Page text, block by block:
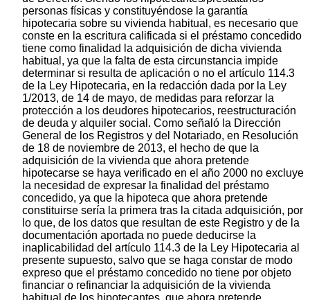
personas físicas y constituyéndose la garantía
hipotecaria sobre su vivienda habitual, es necesario que
conste en la escritura calificada si el préstamo concedido
tiene como finalidad la adquisición de dicha vivienda
habitual, ya que la falta de esta circunstancia impide
determinar si resulta de aplicación o no el artículo 114.3
de la Ley Hipotecaria, en la redacción dada por la Ley
1/2013, de 14 de mayo, de medidas para reforzar la
protección a los deudores hipotecarios, reestructuración
de deuda y alquiler social. Como señaló la Dirección
General de los Registros y del Notariado, en Resolución
de 18 de noviembre de 2013, el hecho de que la
adquisición de la vivienda que ahora pretende
hipotecarse se haya verificado en el año 2000 no excluye
la necesidad de expresar la finalidad del préstamo
concedido, ya que la hipoteca que ahora pretende
constituirse sería la primera tras la citada adquisición, por
lo que, de los datos que resultan de este Registro y de la
documentación aportada no puede deducirse la
inaplicabilidad del artículo 114.3 de la Ley Hipotecaria al
presente supuesto, salvo que se haga constar de modo
expreso que el préstamo concedido no tiene por objeto
financiar o refinanciar la adquisición de la vivienda
habitual de los hipotecantes, que ahora pretende